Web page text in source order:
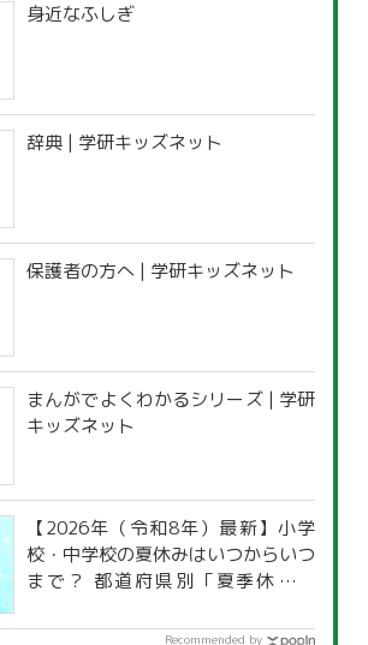
身近なふしぎ
辞典 | 学研キッズネット
保護者の方へ | 学研キッズネット
まんがでよくわかるシリーズ | 学研
キッズネット
【2026年（令和8年）最新】小学
校・中学校の夏休みはいつからいつ
まで？ 都道府県別「夏季休暇一
Recommended by